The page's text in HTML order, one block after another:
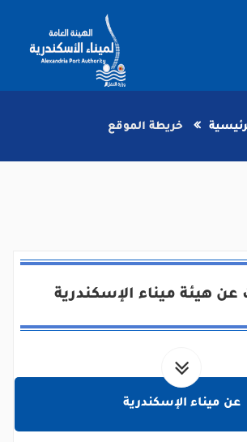
خريطة الموقع
هيئة ميناء الإسكندرية
عن ميناء الإسكندرية